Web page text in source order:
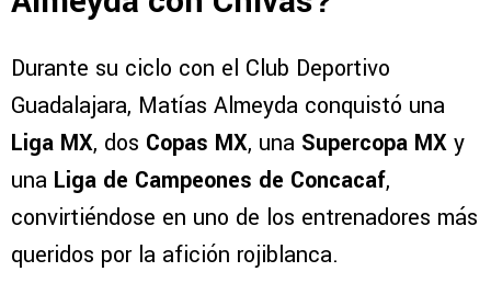
Durante su ciclo con el Club Deportivo
Guadalajara, Matías Almeyda conquistó una
Liga MX, dos Copas MX, una Supercopa MX y
una Liga de Campeones de Concacaf,
convirtiéndose en uno de los entrenadores más
queridos por la afición rojiblanca.